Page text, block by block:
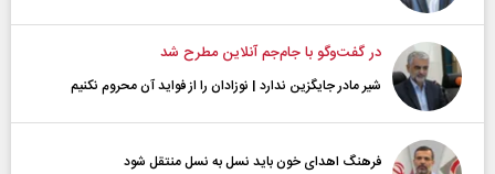
در گفت‌و‌گو با جام‌جم آنلاین مطرح شد
شیر مادر جایگزین ندارد | نوزادان را از فواید آن محروم نکنیم
فرهنگ اهدای خون باید نسل به نسل منتقل شود